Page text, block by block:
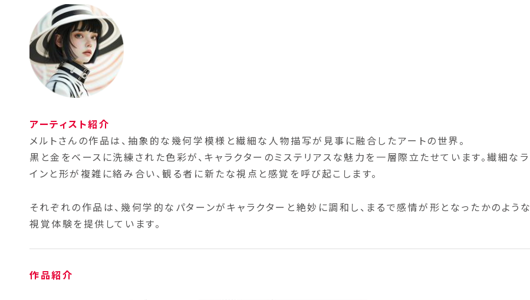
アーティスト紹介
メルトさんの作品は、抽象的な幾何学模様と繊細な人物描写が見事に融合したアートの世界。
黒と金をベースに洗練された色彩が、キャラクターのミステリアスな魅力を一層際立たせています。繊細なラ
インと形が複雑に絡み合い、観る者に新たな視点と感覚を呼び起こします。
それぞれの作品は、幾何学的なパターンがキャラクターと絶妙に調和し、まるで感情が形となったかのような
視覚体験を提供しています。
作品紹介